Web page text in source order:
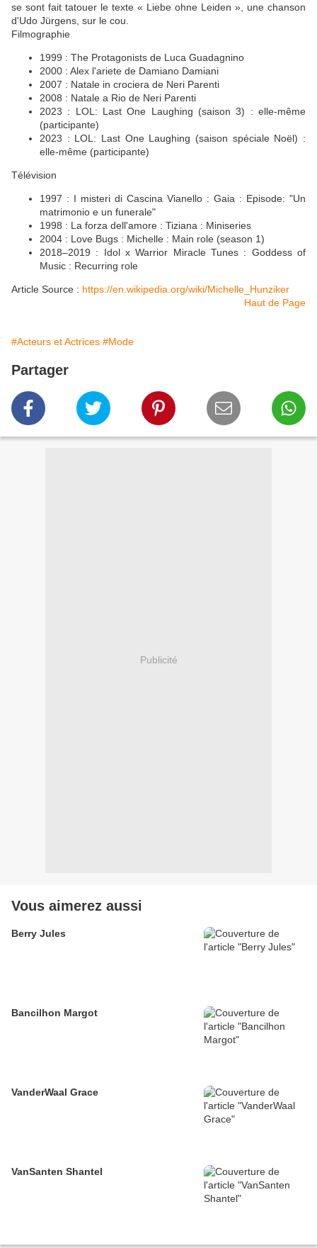
se sont fait tatouer le texte « Liebe ohne Leiden », une chanson
d'Udo Jürgens, sur le cou.
Filmographie
1999 : The Protagonists de Luca Guadagnino
2000 : Alex l'ariete de Damiano Damiani
2007 : Natale in crociera de Neri Parenti
2008 : Natale a Rio de Neri Parenti
2023 : LOL: Last One Laughing (saison 3) : elle-même
(participante)
2023 : LOL: Last One Laughing (saison spéciale Noël) :
elle-même (participante)
Télévision
1997 : I misteri di Cascina Vianello : Gaia : Episode: "Un
matrimonio e un funerale"
1998 : La forza dell'amore : Tiziana : Miniseries
2004 : Love Bugs : Michelle : Main role (season 1)
2018–2019 : Idol x Warrior Miracle Tunes : Goddess of
Music : Recurring role
Article Source : https://en.wikipedia.org/wiki/Michelle_Hunziker
Haut de Page
#Acteurs et Actrices #Mode
Partager
Publicité
Vous aimerez aussi
Berry Jules
Bancilhon Margot
VanderWaal Grace
VanSanten Shantel